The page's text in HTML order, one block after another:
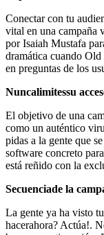
Conectar con tu
vital en una campaña
por Isaiah Mustafa
dramática cuando Old
en preguntas de los
Nuncalimitessu
El objetivo de una
como un auténtico
pidas a la gente que
software concreto
está reñido con la
Secuenciade la
La gente ya ha visto
hacerahora? Actúa!.